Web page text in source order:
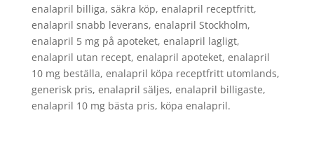
enalapril billiga, säkra köp, enalapril receptfritt,
enalapril snabb leverans, enalapril Stockholm,
enalapril 5 mg på apoteket, enalapril lagligt,
enalapril utan recept, enalapril apoteket, enalapril
10 mg beställa, enalapril köpa receptfritt utomlands,
generisk pris, enalapril säljes, enalapril billigaste,
enalapril 10 mg bästa pris, köpa enalapril.